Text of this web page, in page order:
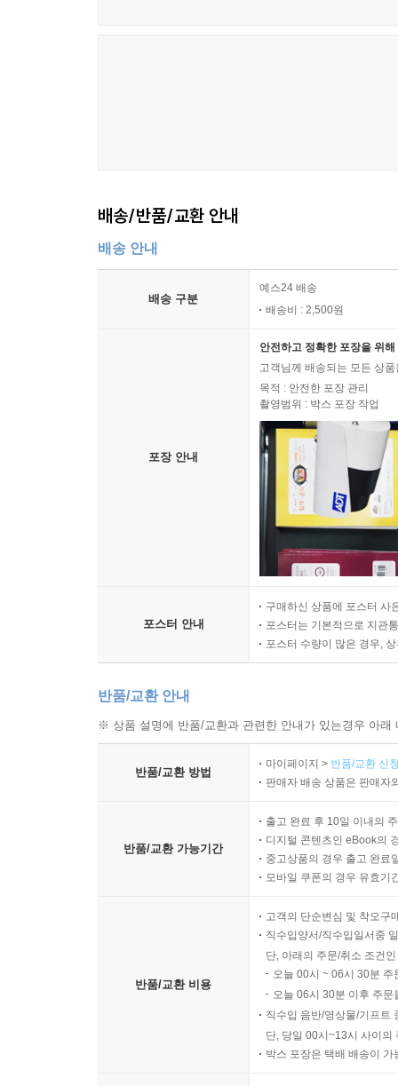
배송/반품/교환 안내
배송 안내
배송 구분
예스24 배송
배송비 : 2,500원
포장 안내
안전하고 정확한 포장을 위
고객님께 배송되는 모든 상
목적 : 안전한 포장 관리
촬영범위 : 박스 포장 작업
포스터 안내
구매하신 상품에 포스터 사
포스터는 기본적으로 지관
포스터 수량이 많은 경우,
반품/교환 안내
※ 상품 설명에 반품/교환과 관련한 안내가 있는경우 아
반품/교환 방법
마이페이지 > 반품/교환 신
판매자 배송 상품은 판매자
반품/교환 가능기간
출고 완료 후 10일 이내의
디지털 콘텐츠인 eBook의
중고상품의 경우 출고 완료
모바일 쿠폰의 경우 유효기
반품/교환 비용
고객의 단순변심 및 착오구
직수입양서/직수입일서중
단, 아래의 주문/취소 조건
오늘 00시 ~ 06시 30분
오늘 06시 30분 이후 주
직수입 음반/영상물/기프트
단, 당일 00시~13시 사이의
박스 포장은 택배 배송이